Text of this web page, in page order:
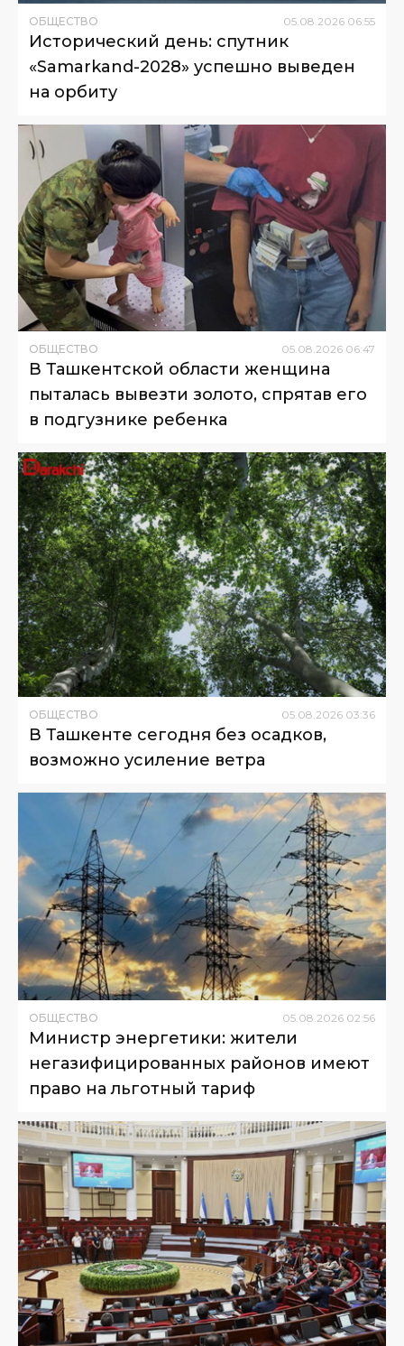
ОБЩЕСТВО 05 08 2026 06:55
Исторический день: спутник
«Samarkand-2028» успешно выведен
на орбиту
ОБЩЕСТВО 05.08.2026 06:47
В Ташкентской области женщина
пыталась вывезти золото, спрятав его
в подгузнике ребенка
ОБЩЕСТВО 05.08.2026 03:36
В Ташкенте сегодня без осадков,
возможно усиление ветра
ОБЩЕСТВО 05 08 2026 02:56
Министр энергетики: жители
негазифицированных районов имеют
право на льготный тариф